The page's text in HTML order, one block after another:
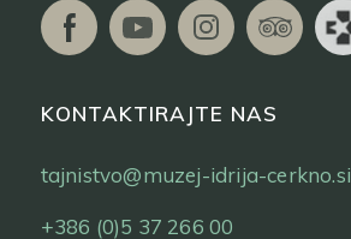
KONTAKTIRAJTE NAS
tajnistvo@muzej-idrija-cerkno.si
+386 (0)5 37 266 00